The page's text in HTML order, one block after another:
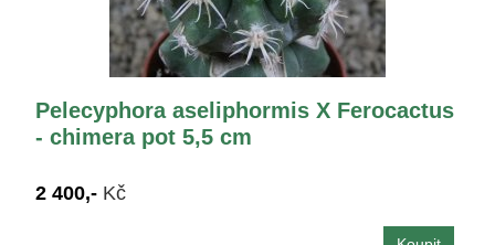
Pelecyphora aseliphormis X Ferocactus
- chimera pot 5,5 cm
2 400,- Kč